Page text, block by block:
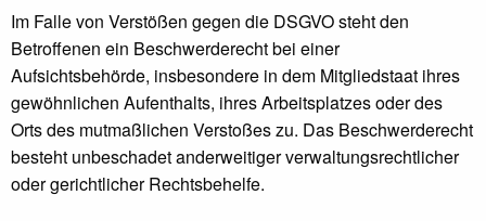
Im Falle von Verstößen gegen die DSGVO steht den
Betroffenen ein Beschwerderecht bei einer
Aufsichtsbehörde, insbesondere in dem Mitgliedstaat ihres
gewöhnlichen Aufenthalts, ihres Arbeitsplatzes oder des
Orts des mutmaßlichen Verstoßes zu. Das Beschwerderecht
besteht unbeschadet anderweitiger verwaltungsrechtlicher
oder gerichtlicher Rechtsbehelfe.